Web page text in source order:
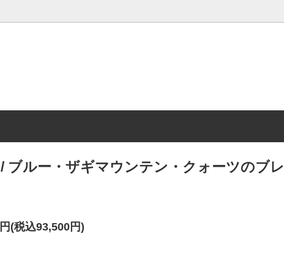
ブルー・ザギマウンテン・クォーツのブレ
(税込93,500円)